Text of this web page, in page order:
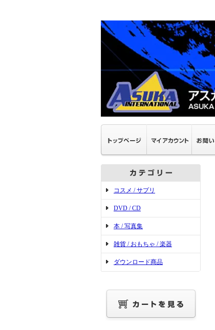
コスメ / サプリ
DVD / CD
本 / 写真集
雑貨 / おもちゃ / 楽器
ダウンロード商品